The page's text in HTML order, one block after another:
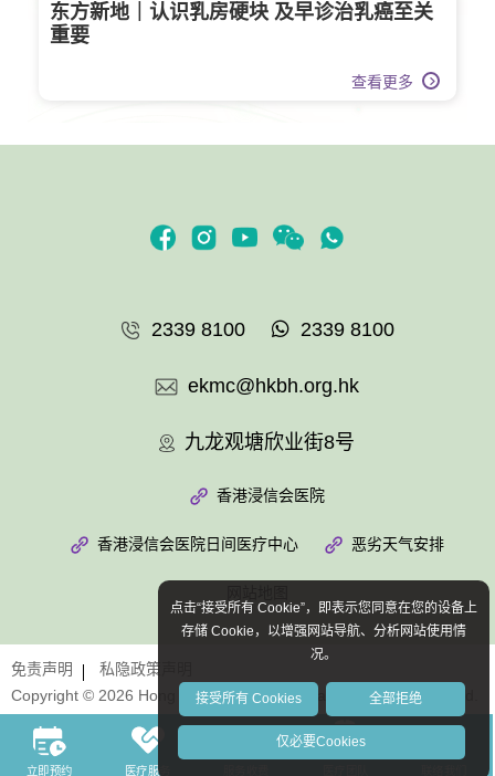
东方新地｜认识乳房硬块 及早诊治乳癌至关
重要
查看更多
2339 8100 2339 8100
ekmc@hkbh.org.hk
九龙观塘欣业街8号
香港浸信会医院
香港浸信会医院日间医疗中心 恶劣天气安排
Copyright © 2026 Hong Kong Baptist Hospital. All Rights Reserved.
免责声明 私隐政策声明
立即预约 医疗服务
点击“接受所有 Cookie”，即表示您同意在您的设备上
存储 Cookie，以增强网站导航、分析网站使用情
况。
接受所有 Cookies 全部拒绝
仅必要Cookies